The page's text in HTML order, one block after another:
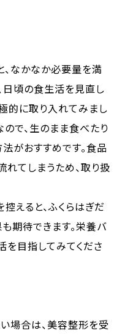
なかなか必要量を満
日頃の食生活を見直し
的に取り入れてみまし
ので、生のまま食べたり
がおすすめです。食品
てしまうため、取り扱
えると、ふくらはぎだ
期待できます。栄養バ
目指してみてくださ
場合は、美容整形を受